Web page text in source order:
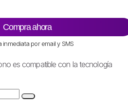
Compra ahora
inmediata por email y SMS
es compatible con la tecnología